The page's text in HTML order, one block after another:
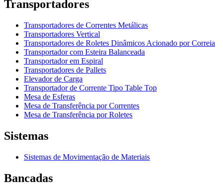
Transportadores
Transportadores de Correntes Metálicas
Transportadores Vertical
Transportadores de Roletes Dinâmicos Acionado por Correia
Transportador com Esteira Balanceada
Transportador em Espiral
Transportadores de Pallets
Elevador de Carga
Transportador de Corrente Tipo Table Top
Mesa de Esferas
Mesa de Transferência por Correntes
Mesa de Transferência por Roletes
Sistemas
Sistemas de Movimentação de Materiais
Bancadas